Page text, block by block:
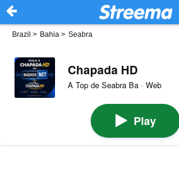
Brazil > Bahia > Seabra
Chapada HD
A Top de Seabra Ba · Web
Play